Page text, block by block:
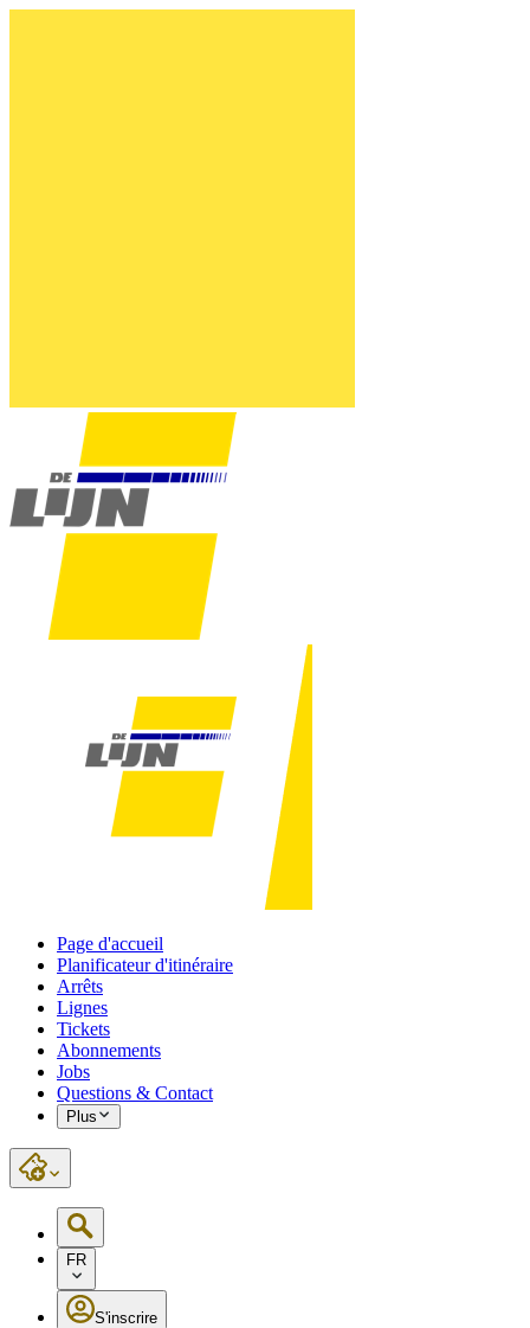
Page d'accueil
Planificateur d'itinéraire
Arrêts
Lignes
Tickets
Abonnements
Jobs
Questions & Contact
Plus
FR
S'inscrire